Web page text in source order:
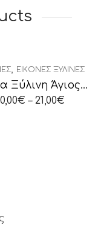
, ΕΙΚΌΝΕΣ ΞΎΛΙΝΕΣ
Εικόνα Ξύλινη Άγιος Χαράλαμπος
€ – 21,00€